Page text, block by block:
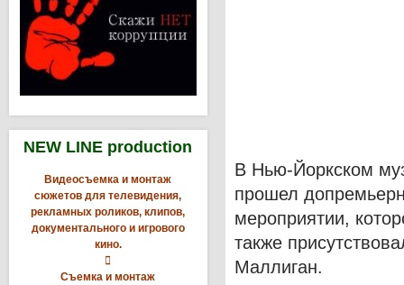
NEW LINE production
Видеосъемка и монтаж
сюжетов для телевидения,
рекламных роликов, клипов,
документального и игрового
кино.

Съемка и монтаж
В Нью-Йоркском
прошел
мероприятии,
также
Маллиган.